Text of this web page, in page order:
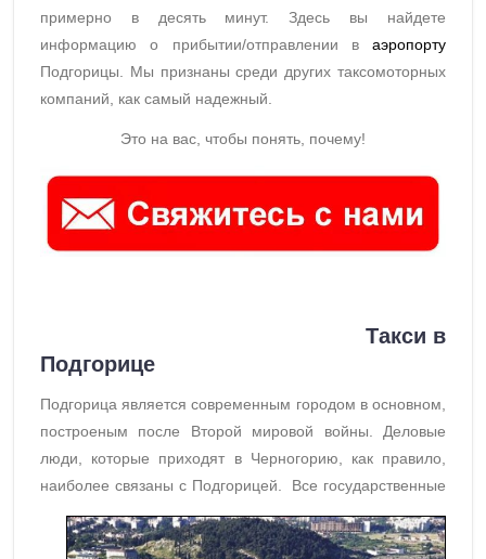
примерно в десять минут. Здесь вы найдете
информацию о прибытии/отправлении в аэропорту
Подгорицы. Мы признаны среди других таксомоторных
компаний, как самый надежный.
Это на вас, чтобы понять, почему!
Такси в
Подгорице
Подгорица является современным городом в основном,
построеным после Второй мировой войны. Деловые
люди, которые приходят в Черногорию, как правило,
наиболее связаны с Подгорицей.
Все государственные